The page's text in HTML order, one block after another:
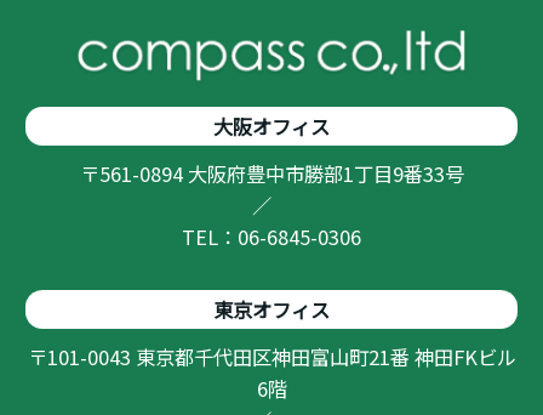
大阪オフィス
〒561-0894 大阪府豊中市勝部1丁目9番33号
／
TEL：06-6845-0306
東京オフィス
〒101-0043 東京都千代田区神田富山町21番 神田FKビル
6階